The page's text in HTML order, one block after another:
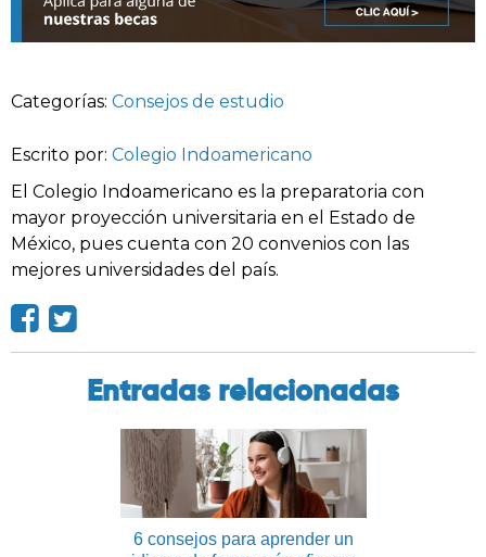
Categorías: Consejos de estudio
Escrito por: Colegio Indoamericano
El Colegio Indoamericano es la preparatoria con
mayor proyección universitaria en el Estado de
México, pues cuenta con 20 convenios con las
mejores universidades del país.
Entradas relacionadas
6 consejos para aprender un